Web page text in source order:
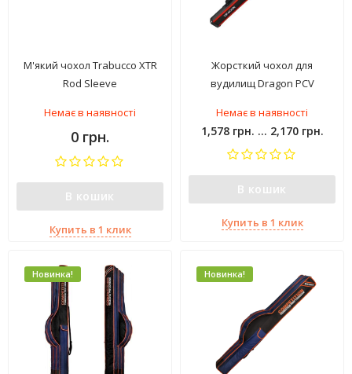
М'який чохол Trabucco XTR
Rod Sleeve
Немає в наявності
0 грн.
В кошик
Купить в 1 клик
Жорсткий чохол для
вудилищ Dragon PCV
Немає в наявності
1,578 грн. ... 2,170 грн.
В кошик
Купить в 1 клик
Новинка! Новинка!